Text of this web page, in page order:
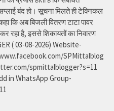
बंद हो। सूचना मिलते ही टेक्निकल
कि अब बिजली वितरण टाटा पावर
रहा है, इससे शिकायतों का निवारण
( 03-08-2026) Website-
SPMittalblog
spmittalblogger?s=11
in WhatsApp Group-